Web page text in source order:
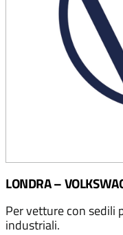
LONDRA –
Per vetture con sedili
industriali.